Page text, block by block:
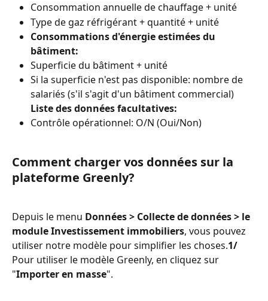
Consommation annuelle de chauffage + unité
Type de gaz réfrigérant + quantité + unité
Consommations d'énergie estimées du
bâtiment:
Superficie du bâtiment + unité
Si la superficie n'est pas disponible: nombre de
salariés (s'il s'agit d'un bâtiment commercial)
Liste des données facultatives:
Contrôle opérationnel: O/N (Oui/Non)
Comment charger vos données sur la
plateforme Greenly?
Depuis le menu Données > Collecte de données > le
module Investissement immobiliers, vous pouvez
utiliser notre modèle pour simplifier les choses.1/
Pour utiliser le modèle Greenly, en cliquez sur
"Importer en masse".